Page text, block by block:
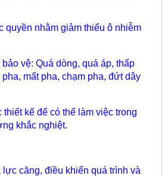
quyền nhằm giảm thiểu ô nhiễm
vệ: Quá dòng, quá áp, thấp
mất pha, chạm pha, đứt dây
kế để có thể làm việc trong
khắc nghiệt.
căng, điều khiển quá trình và